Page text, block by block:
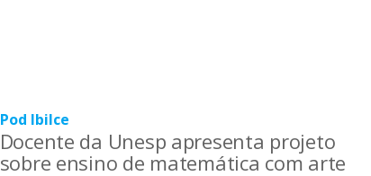
Pod Ibilce
Docente da Unesp apresenta projeto
sobre ensino de matemática com arte